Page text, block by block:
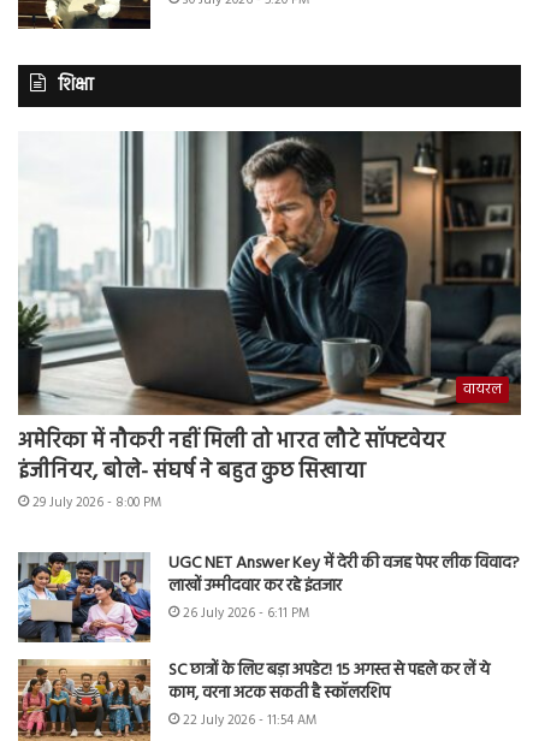
शिक्षा
वायरल
अमेरिका में नौकरी नहीं मिली तो भारत लौटे सॉफ्टवेयर
इंजीनियर, बोले- संघर्ष ने बहुत कुछ सिखाया
29 July 2026 - 8:00 PM
UGC NET Answer Key में देरी की वजह पेपर लीक विवाद?
लाखों उम्मीदवार कर रहे इंतजार
26 July 2026 - 6:11 PM
SC छात्रों के लिए बड़ा अपडेट! 15 अगस्त से पहले कर लें ये
काम, वरना अटक सकती है स्कॉलरशिप
22 July 2026 - 11:54 AM